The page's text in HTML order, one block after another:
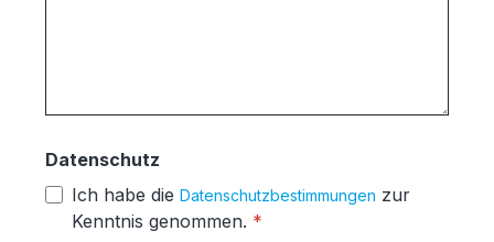
Datenschutz
Ich habe die Datenschutzbestimmungen zur
Kenntnis genommen. *